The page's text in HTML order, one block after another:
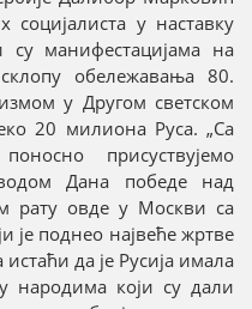
у наставку
су манифестацијама на
обележавања 80.
у Другом светском
20 милиона Руса. „Са
присуствујемо
Дана победе над
рату овде у Москви са
је поднео највеће жртве
да је Русија имала
народима који су дали